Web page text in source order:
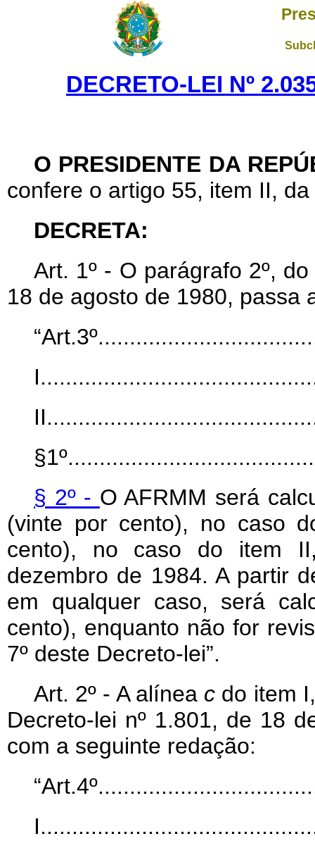
DECRETO-LEI Nº
O PRESIDENTE DA
confere o artigo 55, item II,
DECRETA:
Art. 1º - O parágrafo 2º,
18 de agosto de 1980, passa
§ 2º - O AFRMM será
(vinte por cento), no caso
cento), no caso do item
dezembro de 1984. A partir
em qualquer caso, será
cento), enquanto não for
7º deste Decreto-lei”.
Art. 2º - A alínea c do item
Decreto-lei nº 1.801, de 18
com a seguinte redação: